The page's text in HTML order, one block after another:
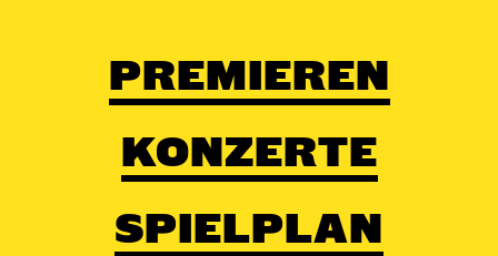
PREMIEREN
KONZERTE
SPIELPLAN